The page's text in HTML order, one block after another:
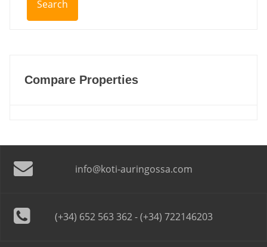
Compare Properties
info@koti-auringossa.com
(+34) 652 563 362 - (+34) 722146203